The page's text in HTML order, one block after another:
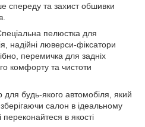
спереду та захист обшивки
пелюстка для
надійні люверси-фіксатори
перемичка для задніх
комфорту та чистоти
будь-якого автомобіля, який
салон в ідеальному
в якості